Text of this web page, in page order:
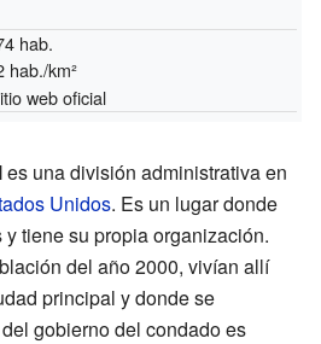
hab.
hab./km²
web oficial
es una división administrativa en
Unidos. Es un lugar donde
tiene su propia organización.
del año 2000, vivían allí
principal y donde se
gobierno del condado es